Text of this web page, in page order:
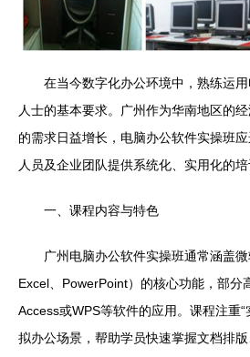
在当今数字化办公环境中，熟练运
人士的基本要求。广州作为华南地区的
的需求日益增长，电脑办公软件实操班
人员及企业团队提供系统化、实用化的培
一、课程内容与特色
广州电脑办公软件实操班通常涵盖
Excel、PowerPoint）的核心功能，部分
Access或WPS等软件的应用。课程注重
拟办公场景，帮助学员快速掌握文档排